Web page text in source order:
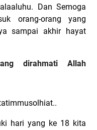
Dan Semoga
orang-orang yang
sampai akhir hayat
dirahmati Allah
hari yang ke 18 kita